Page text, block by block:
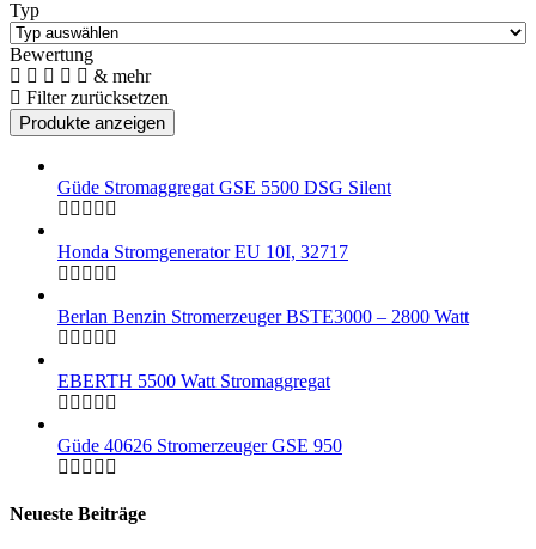
Typ
Bewertung
& mehr
Filter zurücksetzen
Güde Stromaggregat GSE 5500 DSG Silent
Honda Stromgenerator EU 10I, 32717
Berlan Benzin Stromerzeuger BSTE3000 – 2800 Watt
EBERTH 5500 Watt Stromaggregat
Güde 40626 Stromerzeuger GSE 950
Neueste Beiträge